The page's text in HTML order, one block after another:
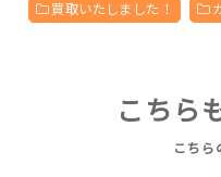
買取いたしました！
こちら